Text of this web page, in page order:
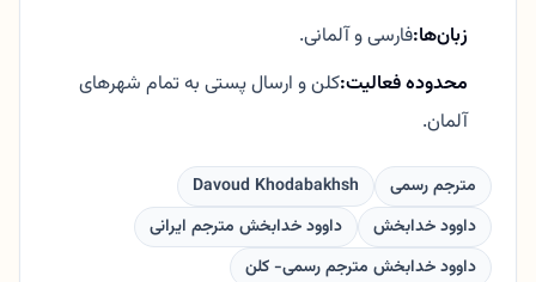
زبان‌ها:فارسی و آلمانی.
محدوده فعالیت:کلن و ارسال پستی به تمام شهرهای
آلمان.
مترجم رسمی
Davoud Khodabakhsh
داوود خدابخش
داوود خدابخش مترجم ایرانی
داوود خدابخش مترجم رسمی- کلن